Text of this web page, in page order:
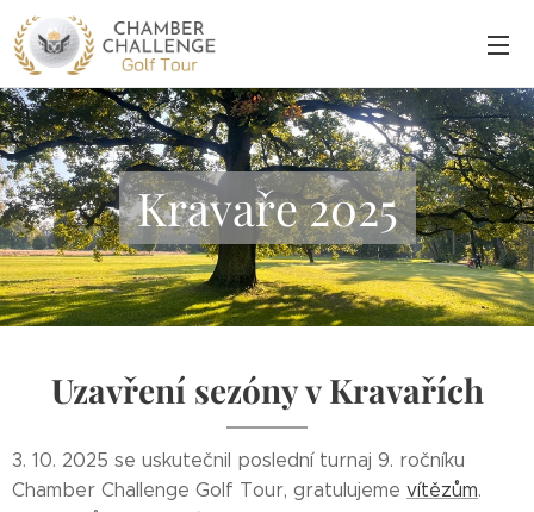
Kravaře 2025
Uzavření sezóny v Kravařích
3. 10. 2025 se uskutečnil poslední turnaj 9. ročníku
Chamber Challenge Golf Tour, gratulujeme vítězům.